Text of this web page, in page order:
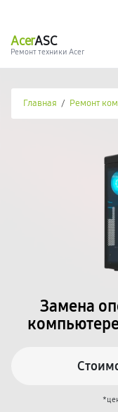
AcerASC
Ремонт техники Acer
Главная / Ремонт
Замена